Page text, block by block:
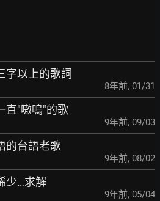
字以上的歌詞
8年前, 01/31
直"嗷嗚"的歌
9年前, 09/03
的台語老歌
9年前, 08/02
少…求解
9年前, 05/04